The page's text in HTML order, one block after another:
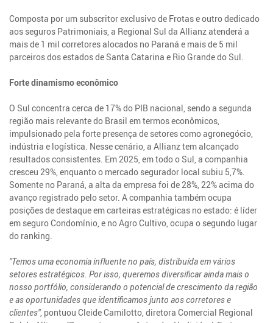
Composta por um subscritor exclusivo de Frotas e outro dedicado
aos seguros Patrimoniais, a Regional Sul da Allianz atenderá a
mais de 1 mil corretores alocados no Paraná e mais de 5 mil
parceiros dos estados de Santa Catarina e Rio Grande do Sul.
Forte dinamismo econômico
O Sul concentra cerca de 17% do PIB nacional, sendo a segunda
região mais relevante do Brasil em termos econômicos,
impulsionado pela forte presença de setores como agronegócio,
indústria e logística. Nesse cenário, a Allianz tem alcançado
resultados consistentes. Em 2025, em todo o Sul, a companhia
cresceu 29%, enquanto o mercado segurador local subiu 5,7%.
Somente no Paraná, a alta da empresa foi de 28%, 22% acima do
avanço registrado pelo setor. A companhia também ocupa
posições de destaque em carteiras estratégicas no estado: é líder
em seguro Condomínio, e no Agro Cultivo, ocupa o segundo lugar
do ranking.
"Temos uma economia influente no país, distribuída em vários
setores estratégicos. Por isso, queremos diversificar ainda mais o
nosso portfólio, considerando o potencial de crescimento da região
e as oportunidades que identificamos junto aos corretores e
clientes", pontuou Cleide Camilotto, diretora Comercial Regional